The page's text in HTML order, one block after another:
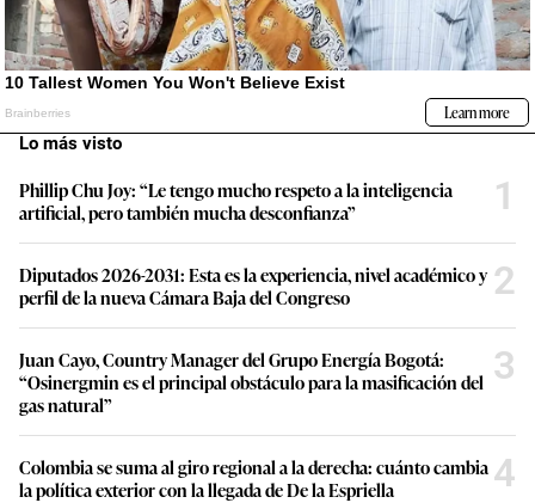
Lo más visto
Phillip Chu Joy: “Le tengo mucho respeto a la inteligencia
artificial, pero también mucha desconfianza”
1
Diputados 2026-2031: Esta es la experiencia, nivel académico y
perfil de la nueva Cámara Baja del Congreso
2
Juan Cayo, Country Manager del Grupo Energía Bogotá:
“Osinergmin es el principal obstáculo para la masificación del
gas natural”
3
Colombia se suma al giro regional a la derecha: cuánto cambia
la política exterior con la llegada de De la Espriella
4